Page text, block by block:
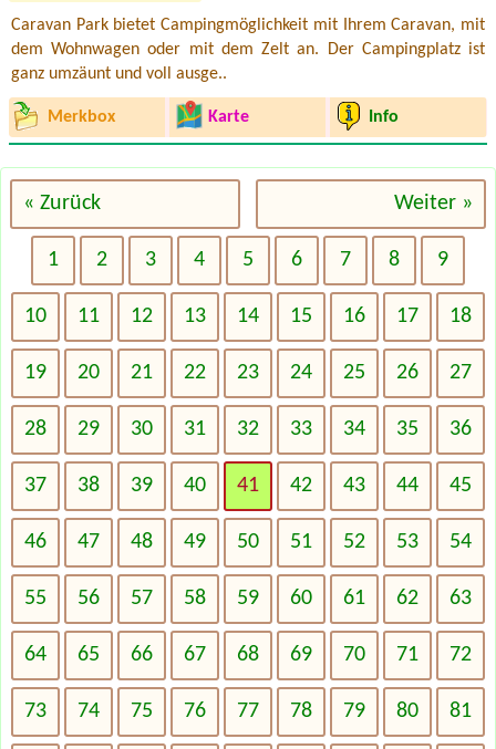
Caravan Park bietet Campingmöglichkeit mit Ihrem Caravan, mit
dem Wohnwagen oder mit dem Zelt an. Der Campingplatz ist
ganz umzäunt und voll ausge..
Merkbox Karte Info
« Zurück Weiter »
1 2 3 4 5 6 7 8 9
10 11 12 13 14 15 16 17 18
19 20 21 22 23 24 25 26 27
28 29 30 31 32 33 34 35 36
37 38 39 40 41 42 43 44 45
46 47 48 49 50 51 52 53 54
55 56 57 58 59 60 61 62 63
64 65 66 67 68 69 70 71 72
73 74 75 76 77 78 79 80 81